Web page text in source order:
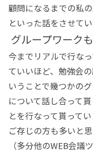
顧問になるまでの私
といった話をさせて
グループワーク
今までリアルで行な
ていいほど、勉強会
いうことで幾つかの
について話し合って
とを行なって貰ってい
ご存じの方も多いと
（多分他のWEB会議